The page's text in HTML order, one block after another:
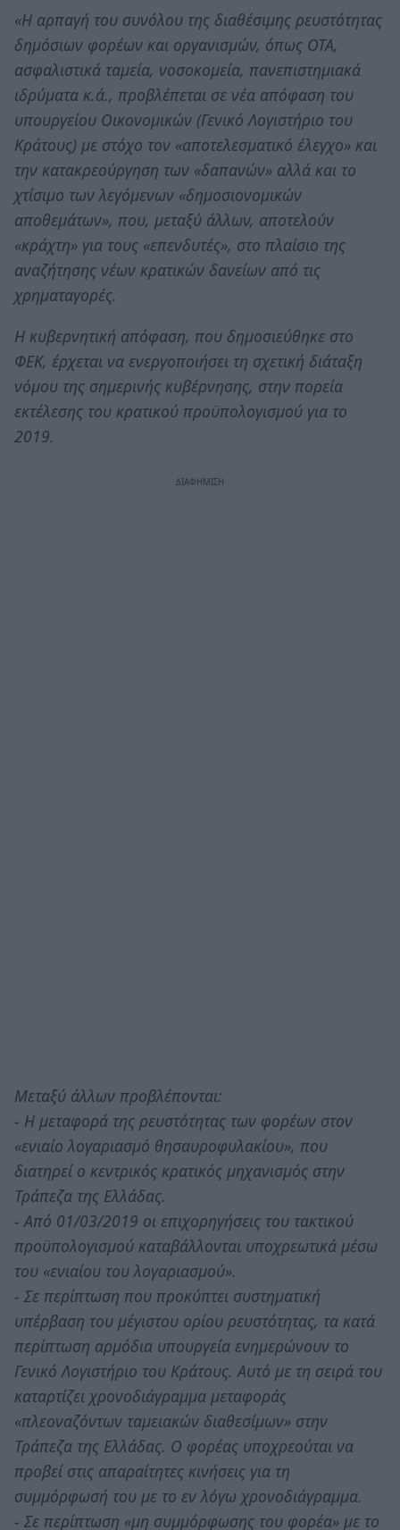
«Η αρπαγή του συνόλου της διαθέσιμης ρευστότητας
δημόσιων φορέων και οργανισμών, όπως ΟΤΑ,
ασφαλιστικά ταμεία, νοσοκομεία, πανεπιστημιακά
ιδρύματα κ.ά., προβλέπεται σε νέα απόφαση του
υπουργείου Οικονομικών (Γενικό Λογιστήριο του
Κράτους) με στόχο τον «αποτελεσματικό έλεγχο» και
την κατακρεούργηση των «δαπανών» αλλά και το
χτίσιμο των λεγόμενων «δημοσιονομικών
αποθεμάτων», που, μεταξύ άλλων, αποτελούν
«κράχτη» για τους «επενδυτές», στο πλαίσιο της
αναζήτησης νέων κρατικών δανείων από τις
χρηματαγορές.
Η κυβερνητική απόφαση, που δημοσιεύθηκε στο
ΦΕΚ, έρχεται να ενεργοποιήσει τη σχετική διάταξη
νόμου της σημερινής κυβέρνησης, στην πορεία
εκτέλεσης του κρατικού προϋπολογισμού για το
2019.
Μεταξύ άλλων προβλέπονται:
- Η μεταφορά της ρευστότητας των φορέων στον
«ενιαίο λογαριασμό θησαυροφυλακίου», που
διατηρεί ο κεντρικός κρατικός μηχανισμός στην
Τράπεζα της Ελλάδας.
- Από 01/03/2019 οι επιχορηγήσεις του τακτικού
προϋπολογισμού καταβάλλονται υποχρεωτικά μέσω
του «ενιαίου του λογαριασμού».
- Σε περίπτωση που προκύπτει συστηματική
υπέρβαση του μέγιστου ορίου ρευστότητας, τα κατά
περίπτωση αρμόδια υπουργεία ενημερώνουν το
Γενικό Λογιστήριο του Κράτους. Αυτό με τη σειρά του
καταρτίζει χρονοδιάγραμμα μεταφοράς
«πλεοναζόντων ταμειακών διαθεσίμων» στην
Τράπεζα της Ελλάδας. Ο φορέας υποχρεούται να
προβεί στις απαραίτητες κινήσεις για τη
συμμόρφωσή του με το εν λόγω χρονοδιάγραμμα.
- Σε περίπτωση «μη συμμόρφωσης του φορέα» με το